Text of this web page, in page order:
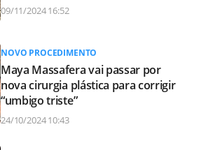
09/11/2024 16:52
NOVO PROCEDIMENTO
Maya Massafera vai passar por
nova cirurgia plástica para corrigir
“umbigo triste”
24/10/2024 10:43